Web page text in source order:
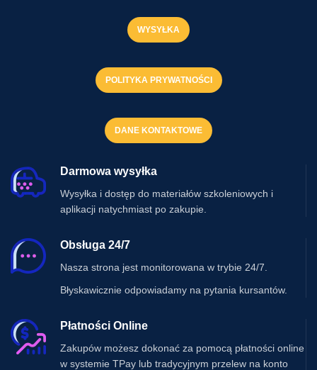
WYSYŁKA
POLITYKA PRYWATNOŚCI
DANE KONTAKTOWE
Darmowa wysyłka
Wysyłka i dostęp do materiałów szkoleniowych i
aplikacji natychmiast po zakupie.
Obsługa 24/7
Nasza strona jest monitorowana w trybie 24/7.
Błyskawicznie odpowiadamy na pytania kursantów.
Płatności Online
Zakupów możesz dokonać za pomocą płatności online
w systemie TPay lub tradycyjnym przelew na konto